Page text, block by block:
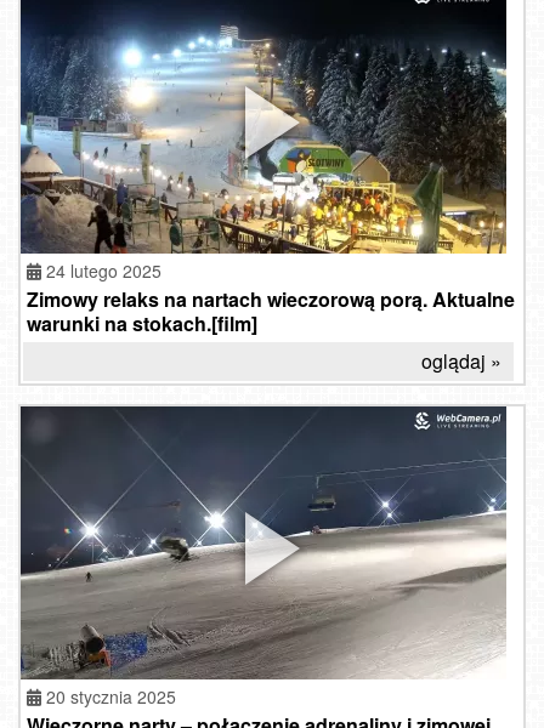
24 lutego 2025
Zimowy relaks na nartach wieczorową porą. Aktualne
warunki na stokach.[film]
oglądaj »
20 stycznia 2025
Gdzie